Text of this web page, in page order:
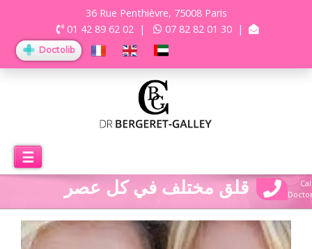
36 Rue Penthièvre, 75008 Paris
01 42 89 62 02 | 07 82 82 01 30 |
Doctolib
☰
قلق مختلف في كل عصر